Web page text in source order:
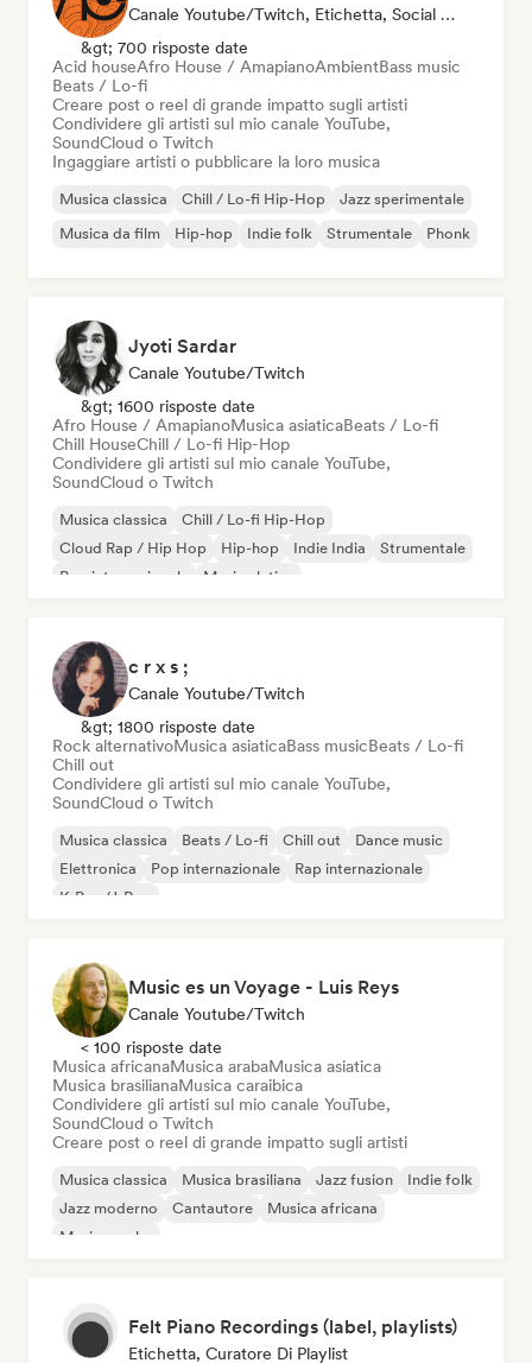
Canale Youtube/Twitch, Etichetta, Social Media Influencer
&gt; 700 risposte date
Acid houseAfro House / AmapianoAmbientBass music
Beats / Lo-fi
Creare post o reel di grande impatto sugli artisti
Condividere gli artisti sul mio canale YouTube,
SoundCloud o Twitch
Ingaggiare artisti o pubblicare la loro musica
Musica classica Chill / Lo-fi Hip-Hop
Jazz sperimentale
Musica da film
Hip-hop Indie folk Strumentale Phonk
Jyoti Sardar
Canale Youtube/Twitch
&gt; 1600 risposte date
Afro House / AmapianoMusica asiaticaBeats / Lo-fi
Chill HouseChill / Lo-fi Hip-Hop
Condividere gli artisti sul mio canale YouTube,
SoundCloud o Twitch
Musica classica
Chill / Lo-fi Hip-Hop
Cloud Rap / Hip Hop
Hip-hop Indie India
Strumentale
Pop internazionale
Musica latina
c r x s ;
Canale Youtube/Twitch
&gt; 1800 risposte date
Rock alternativoMusica asiaticaBass musicBeats / Lo-fi
Chill out
Condividere gli artisti sul mio canale YouTube,
SoundCloud o Twitch
Musica classica Beats / Lo-fi Chill out
Dance music
Elettronica
Pop internazionale
Rap internazionale
K-Pop/J-Pop
Music es un Voyage - Luis Reys
Canale Youtube/Twitch
< 100 risposte date
Musica africanaMusica arabaMusica asiatica
Musica brasilianaMusica caraibica
Condividere gli artisti sul mio canale YouTube,
SoundCloud o Twitch
Creare post o reel di grande impatto sugli artisti
Musica classica Musica brasiliana Jazz fusion
Indie folk
Jazz moderno
Cantautore
Musica africana
Musica araba
Felt Piano Recordings (label, playlists)
Etichetta, Curatore Di Playlist